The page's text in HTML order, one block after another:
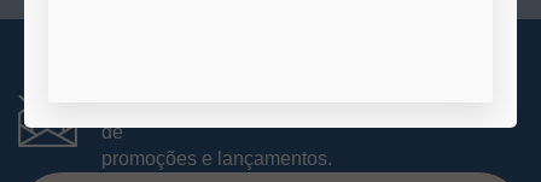
de
promoções e lançamentos.